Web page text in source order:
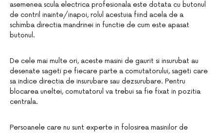
asemenea scula electrica profesionala este dotata cu butonul
de contril inainte/inapoi, rolul acestuia fiind acela de a
schimba directia mandrinei in functie de cum este apasat
butonul.
De cele mai multe ori, aceste masini de gaurit si insurubat au
desenate sageti pe fiecare parte a comutatorului, sageti care
sa indice directia de insurubare sau dezsurubare. Pentru
blocarea uneltei, comutatorul va trebui sa fie fixat in pozitia
centrala.
Persoanele care nu sunt experte in folosirea masinilor de